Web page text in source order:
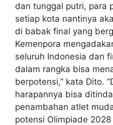
dan tunggal putri, para
setiap kota nantinya
di babak final yang
Kemenpora
seluruh Indonesia dan
dalam rangka bisa
berpotensi,” kata Dito.
harapannya bisa
penambahan atlet
potensi Olimpiade